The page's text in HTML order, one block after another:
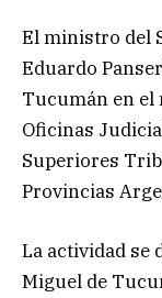
El ministro del
Eduardo
Tucumán en el
Oficinas
Superiores
Provincias
La actividad se
Miguel de